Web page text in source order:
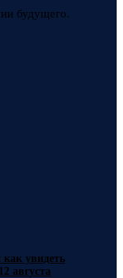
будущего.
увидеть
августа